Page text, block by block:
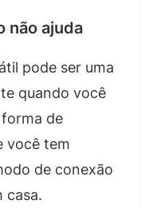
não ajuda
pode ser uma
quando você
de
você tem
de conexão
casa.